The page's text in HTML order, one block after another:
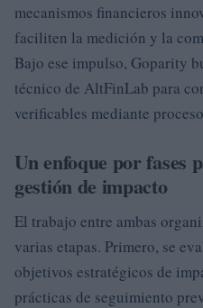
mecanismos financieros
faciliten la medición y la
Bajo ese impulso, Goparity
técnico de AltFinLab para
verificables mediante
Un enfoque por fases
gestión de impacto
El trabajo entre ambas
varias etapas. Primero, se
objetivos estratégicos de
prácticas de seguimiento